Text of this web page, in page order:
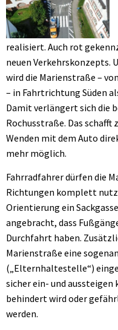
realisiert. Auch rot
neuen Verkehrskonzepts.
wird die Marienstraße –
– in Fahrtrichtung Süden
Damit verlängert sich die
Rochusstraße. Das
Wenden mit dem Auto
mehr möglich.
Fahrradfahrer dürfen die
Richtungen komplett
Orientierung ein
angebracht, dass
Durchfahrt haben.
Marienstraße eine
(„Elternhaltestelle“)
sicher ein- und aussteigen
behindert wird oder
werden.